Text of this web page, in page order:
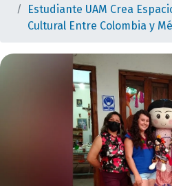
Estudiante UAM Crea
Cultural Entre Colombia y